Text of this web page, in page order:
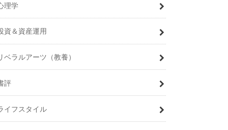
理学
資＆資産運用
ベラルアーツ（教養）
評
イフスタイル